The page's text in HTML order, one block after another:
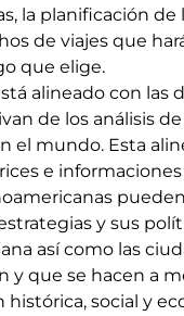
la planificación de
de viajes que
que elige.
alineado con las
de los análisis
el mundo. Esta
e
y sus
así como las
y que se hacen a
histórica, social y